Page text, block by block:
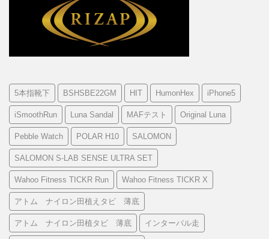
5本指靴下 BSHSBE22GM HIT HumonHex iPhone5
iSmoothRun Luna Sandal MAFテスト Original Luna
Pebble Watch POLAR H10 SALOMON
SALOMON S-LAB SENSE ULTRA SET
Wahoo Fitness TICKR Run Wahoo Fitness TICKR X
アトム ナイロン田植えタビ 薄底
アトム ナイロン田植タビ 薄底 インターバル走